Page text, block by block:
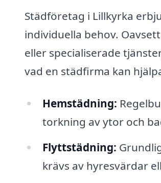
Städföretag i Lillkyrka
individuella behov.
eller specialiserade
vad en städfirma kan
Hemstädning:
torkning av ytor och
Flyttstädning:
krävs av hyresvärdar